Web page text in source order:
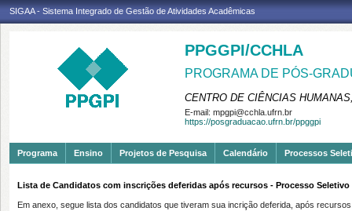
SIGAA - Sistema Integrado de Gestão de Atividades Acadêmicas
PPGGPI/CCHLA
PROGRAMA DE PÓS-
CENTRO DE CIÊNCIAS
E-mail: mpgpi@cchla.ufrn.br
https://posgraduacao.ufrn.br/ppggpi
Programa Ensino Projetos de Pesquisa Calendário Processos
Lista de Candidatos com inscrições deferidas após recursos - Processo Seletivo
Em anexo, segue lista dos candidatos que tiveram sua incrição deferida, após